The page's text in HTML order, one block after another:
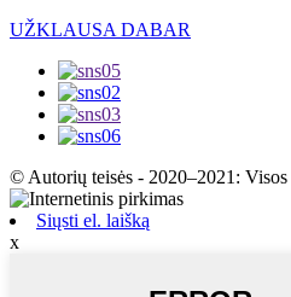
UŽKLAUSA DABAR
© Autorių teisės - 2020–2021: Visos
Siųsti el. laišką
x